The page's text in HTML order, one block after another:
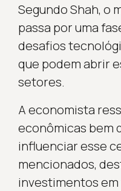
Segundo Shah, o
passa por uma
desafios
que podem abrir
setores.
A economista
econômicas bem
influenciar esse
mencionados,
investimentos